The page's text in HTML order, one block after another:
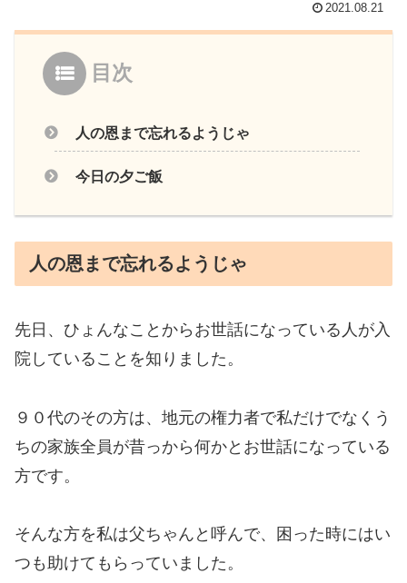
2021.08.21
目次
人の恩まで忘れるようじゃ
今日の夕ご飯
人の恩まで忘れるようじゃ
先日、ひょんなことからお世話になっている人が入
院していることを知りました。
９０代のその方は、地元の権力者で私だけでなくう
ちの家族全員が昔っから何かとお世話になっている
方です。
そんな方を私は父ちゃんと呼んで、困った時にはい
つも助けてもらっていました。